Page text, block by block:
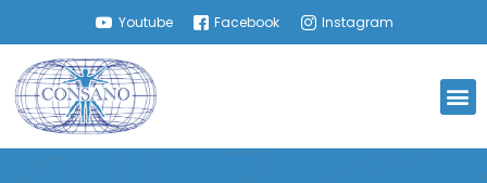
Youtube Facebook Instagram